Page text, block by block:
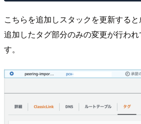
こちらを追加しスタックを更新すると
追加したタグ部分のみの変更が行わ
す。